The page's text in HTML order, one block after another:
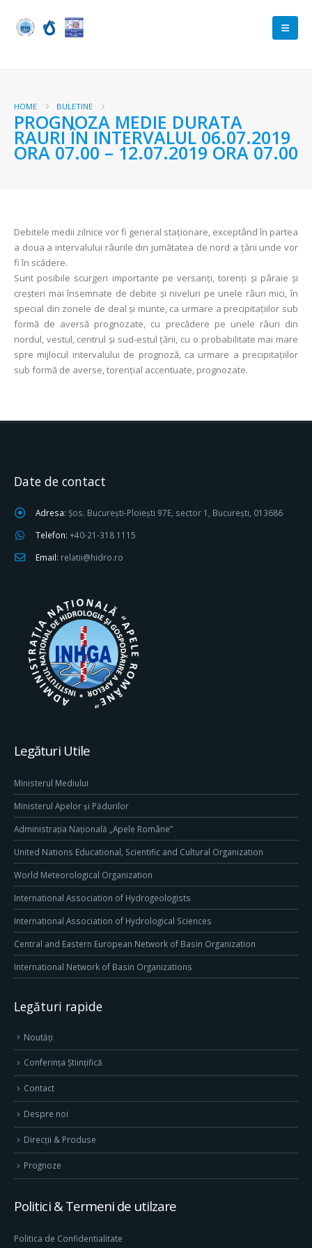
HOME BULETINE
PROGNOZA MEDIE DURATA
RAURI ÎN INTERVALUL 06.07.2019
ORA 07.00 – 12.07.2019 ORA 07.00
Debitele medii zilnice vor fi general staționare, exceptând în partea
a doua a intervalului râurile din jumătatea de nord a țării unde vor
fi în scădere.
Sunt posibile scurgeri importante pe versanți, torenți și pâraie și
creșteri mai însemnate de debite și niveluri pe unele râuri mici, în
special din zonele de deal şi munte, ca urmare a precipitaţiilor sub
formă de aversă prognozate, cu precădere pe unele râuri din
nordul, vestul, centrul și sud-estul țării, cu o probabilitate mai mare
spre mijlocul intervalului de prognoză, ca urmare a precipitaţiilor
sub formă de averse, torențial accentuate, prognozate.
Date de contact
Adresa: Șos. București-Ploiești 97E, sector 1, București, 013686
Telefon: +40-21-318 1115
Email: relatii@hidro.ro
Legături Utile
Ministerul Mediului
Ministerul Apelor și Pădurilor
Administrația Națională „Apele Române”
United Nations Educational, Scientific and Cultural Organization
World Meteorological Organization
International Association of Hydrogeologists
International Association of Hydrological Sciences
Central and Eastern European Network of Basin Organization
International Network of Basin Organizations
Legături rapide
Noutăți
Conferința Științifică
Contact
Despre noi
Direcţii & Produse
Prognoze
Politici & Termeni de utilzare
Politica de Confidentialitate